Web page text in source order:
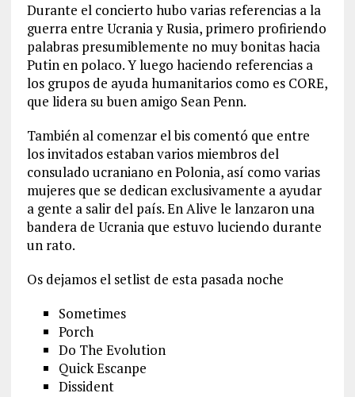
Durante el concierto hubo varias referencias a la
guerra entre Ucrania y Rusia, primero profiriendo
palabras presumiblemente no muy bonitas hacia
Putin en polaco. Y luego haciendo referencias a
los grupos de ayuda humanitarios como es CORE,
que lidera su buen amigo Sean Penn.
También al comenzar el bis comentó que entre
los invitados estaban varios miembros del
consulado ucraniano en Polonia, así como varias
mujeres que se dedican exclusivamente a ayudar
a gente a salir del país. En Alive le lanzaron una
bandera de Ucrania que estuvo luciendo durante
un rato.
Os dejamos el setlist de esta pasada noche
Sometimes
Porch
Do The Evolution
Quick Escanpe
Dissident